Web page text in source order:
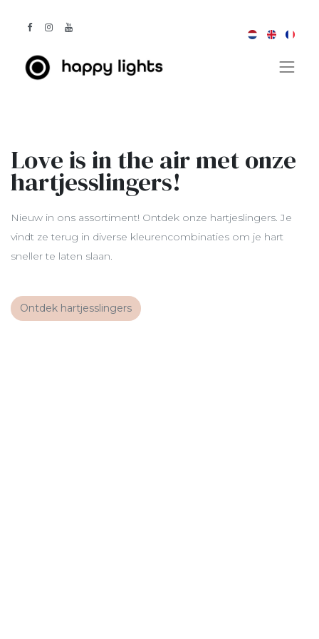
Love is in the air met onze
hartjesslingers!
Nieuw in ons assortiment! Ontdek onze hartjeslingers. Je
vindt ze terug in diverse kleurencombinaties om je hart
sneller te laten slaan.
Ontdek hartjesslingers​​​​​​​​